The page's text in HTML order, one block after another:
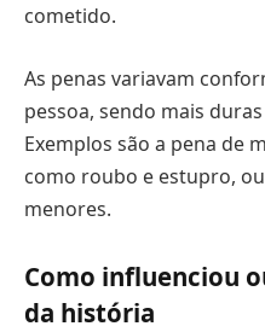
cometido.
As penas variavam
pessoa, sendo mais
Exemplos são a pena de
como roubo e estupro,
menores.
Como influenciou
da história